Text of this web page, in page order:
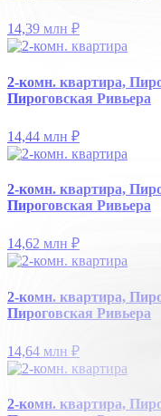
14,39 млн ₽
2-комн. квартира,
Пироговская Ривьера
14,44 млн ₽
2-комн. квартира,
Пироговская Ривьера
14,62 млн ₽
2-комн. квартира,
Пироговская Ривьера
14,64 млн ₽
2-комн. квартира,